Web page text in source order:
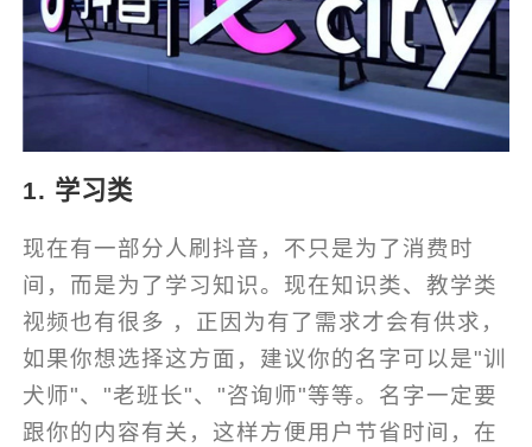
1. 学习类
现在有一部分人刷抖音，不只是为了消费时
间，而是为了学习知识。现在知识类、教学类
视频也有很多 ，正因为有了需求才会有供求，
如果你想选择这方面，建议你的名字可以是"训
犬师"、"老班长"、"咨询师"等等。名字一定要
跟你的内容有关，这样方便用户节省时间，在